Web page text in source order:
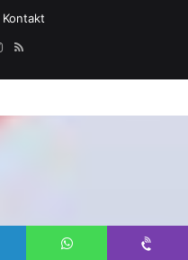
Kontakt